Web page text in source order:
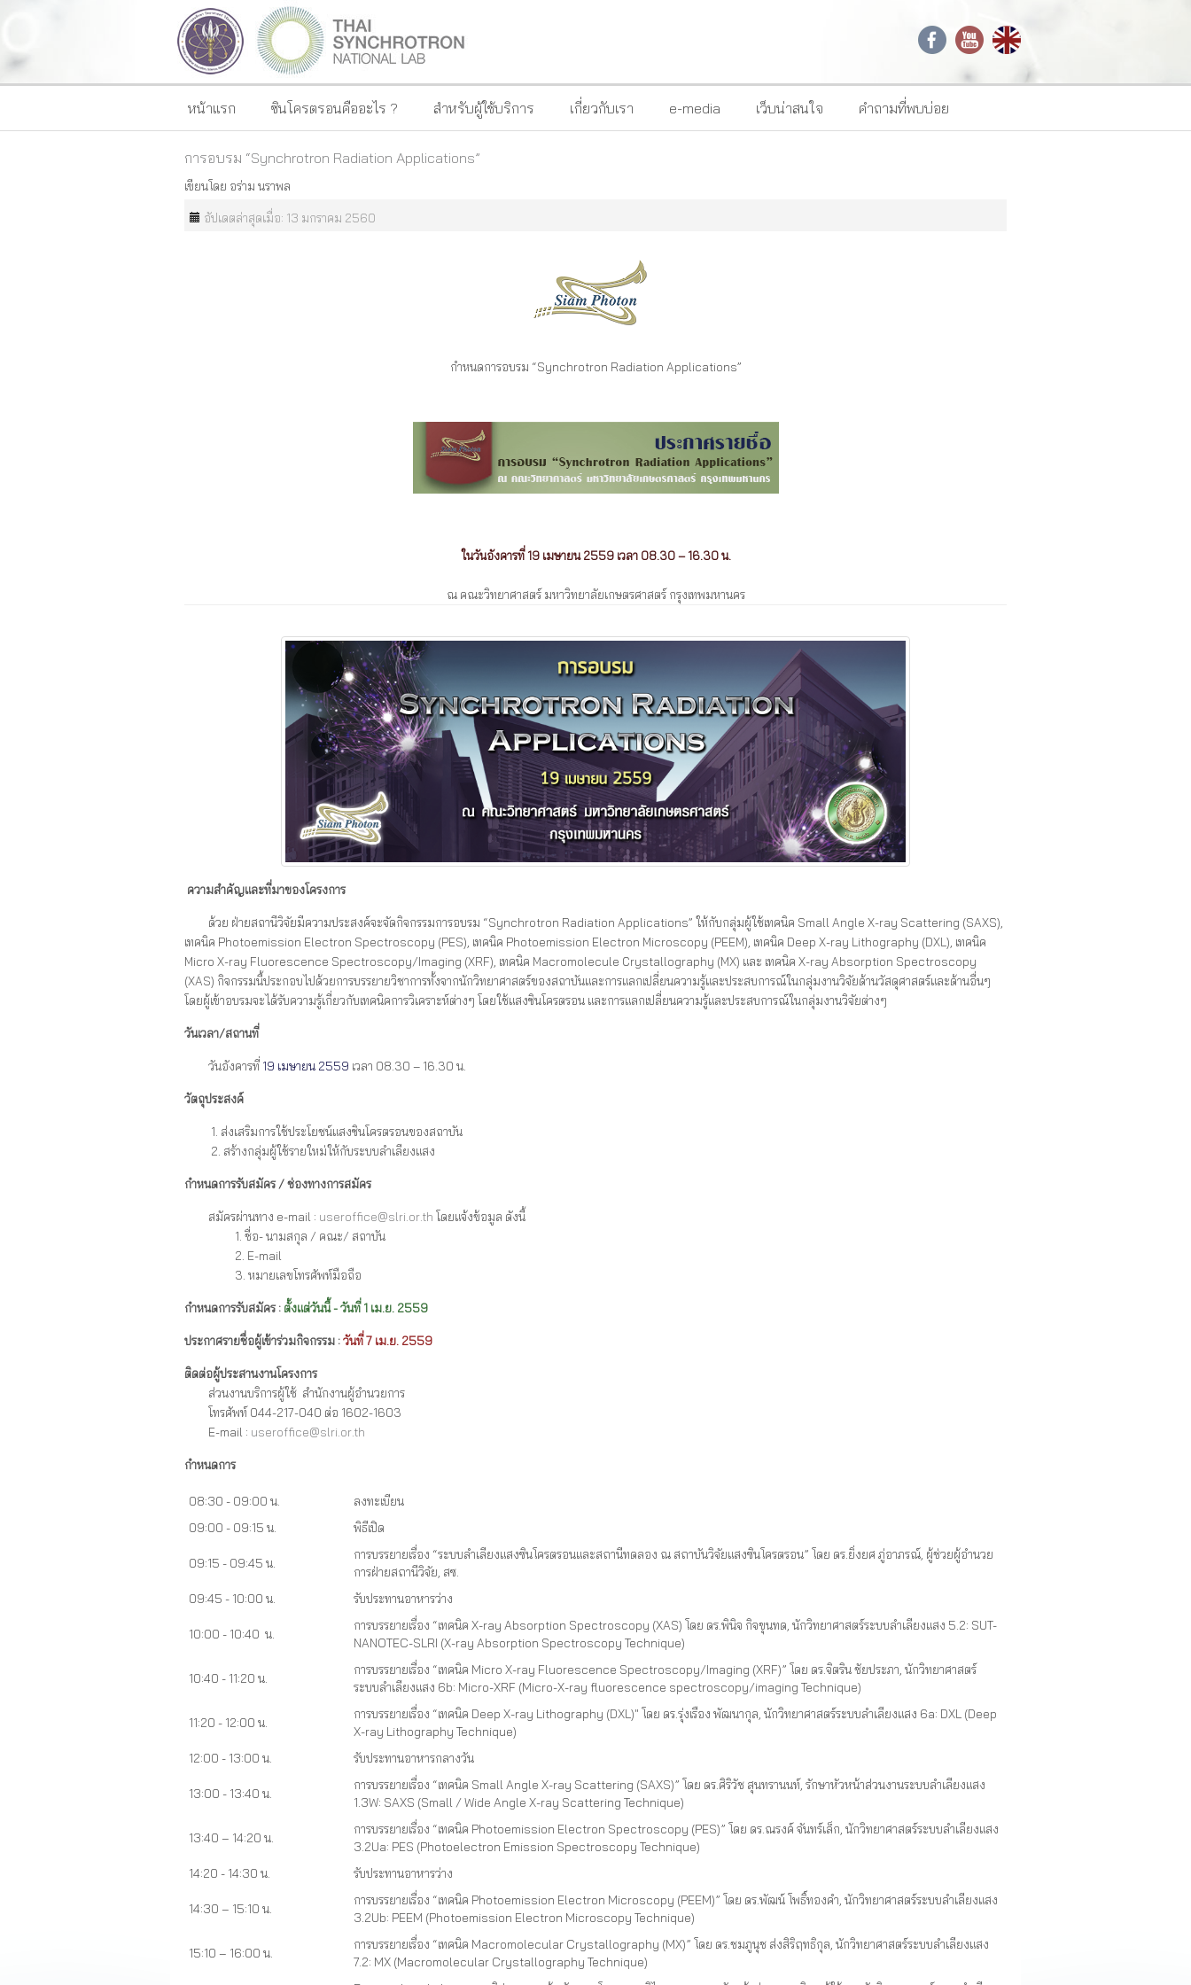
หน้าแรก ซินโครตรอนคืออะไร ? สำหรับผู้ใช้บริการ เกี่ยวกับเรา e-media เว็บน่าสนใจ คำถามที่พบบ่อย
การอบรม “Synchrotron Radiation Applications”
เขียนโดย อร่าม นราพล
อัปเดตล่าสุดเมื่อ: 13 มกราคม 2560
กำหนดการอบรม “Synchrotron Radiation Applications”
ในวันอังคารที่ 19 เมษายน 2559 เวลา 08.30 – 16.30 น.
ณ คณะวิทยาศาสตร์ มหาวิทยาลัยเกษตรศาสตร์ กรุงเทพมหานคร
ความสำคัญและที่มาของโครงการ
ด้วย ฝ่ายสถานีวิจัยมีความประสงค์จะจัดกิจกรรมการอบรม “Synchrotron Radiation Applications” ให้กับกลุ่มผู้ใช้เทคนิค Small Angle X-ray Scattering (SAXS),
เทคนิค Photoemission Electron Spectroscopy (PES), เทคนิค Photoemission Electron Microscopy (PEEM), เทคนิค Deep X-ray Lithography (DXL), เทคนิค
Micro X-ray Fluorescence Spectroscopy/Imaging (XRF), เทคนิค Macromolecule Crystallography (MX) และ เทคนิค X-ray Absorption Spectroscopy
(XAS) กิจกรรมนี้ประกอบไปด้วยการบรรยายวิชาการทั้งจากนักวิทยาศาสตร์ของสถาบันและการแลกเปลี่ยนความรู้และประสบการณ์ในกลุ่มงานวิจัยด้านวัสดุศาสตร์และด้านอื่นๆ
โดยผู้เข้าอบรมจะได้รับความรู้เกี่ยวกับเทคนิคการวิเคราะห์ต่างๆ โดยใช้แสงซินโครตรอน และการแลกเปลี่ยนความรู้และประสบการณ์ในกลุ่มงานวิจัยต่างๆ
วันเวลา/สถานที่
วันอังคารที่ 19 เมษายน 2559 เวลา 08.30 – 16.30 น.
วัตถุประสงค์
1. ส่งเสริมการใช้ประโยชน์แสงซินโครตรอนของสถาบัน
2. สร้างกลุ่มผู้ใช้รายใหม่ให้กับระบบลำเลียงแสง
กำหนดการรับสมัคร / ช่องทางการสมัคร
สมัครผ่านทาง e-mail : useroffice@slri.or.th โดยแจ้งข้อมูล ดังนี้
1. ชื่อ- นามสกุล / คณะ/ สถาบัน
2. E-mail
3. หมายเลขโทรศัพท์มือถือ
กำหนดการรับสมัคร : ตั้งแต่วันนี้ - วันที่ 1 เม.ย. 2559
ประกาศรายชื่อผู้เข้าร่วมกิจกรรม :วันที่7 เม.ย. 2559
ติดต่อผู้ประสานงานโครงการ
ส่วนงานบริการผู้ใช้ สำนักงานผู้อำนวยการ
โทรศัพท์ 044-217-040 ต่อ 1602-1603
E-mail : useroffice@slri.or.th
กำหนดการ
08:30 - 09:00 น.
ลงทะเบียน
09:00 - 09:15 น.
พิธีเปิด
09:15 - 09:45 น.
การบรรยายเรื่อง “ระบบลำเลียงแสงซินโครตรอนและสถานีทดลอง ณ สถาบันวิจัยแสงซินโครตรอน” โดย ดร.ยิ่งยศ ภู่อาภรณ์, ผู้ช่วยผู้อำนวย
การฝ่ายสถานีวิจัย, สซ.
09:45 - 10:00 น.
รับประทานอาหารว่าง
10:00 - 10:40 น.
การบรรยายเรื่อง “เทคนิค X-ray Absorption Spectroscopy (XAS) โดย ดร.พินิจ กิจขุนทด, นักวิทยาศาสตร์ระบบลำเลียงแสง 5.2: SUT-
NANOTEC-SLRI (X-ray Absorption Spectroscopy Technique)
10:40 - 11:20 น.
การบรรยายเรื่อง “เทคนิค Micro X-ray Fluorescence Spectroscopy/Imaging (XRF)” โดย ดร.จิตริน ชัยประภา, นักวิทยาศาสตร์
ระบบลำเลียงแสง 6b: Micro-XRF (Micro-X-ray fluorescence spectroscopy/imaging Technique)
11:20 - 12:00 น.
การบรรยายเรื่อง “เทคนิค Deep X-ray Lithography (DXL)" โดย ดร.รุ่งเรือง พัฒนากุล, นักวิทยาศาสตร์ระบบลำเลียงแสง 6a: DXL (Deep
X-ray Lithography Technique)
12:00 - 13:00 น.
รับประทานอาหารกลางวัน
13:00 - 13:40 น.
การบรรยายเรื่อง “เทคนิค Small Angle X-ray Scattering (SAXS)” โดย ดร.ศิริวัช สุนทรานนท์, รักษาหัวหน้าส่วนงานระบบลำเลียงแสง
1.3W: SAXS (Small / Wide Angle X-ray Scattering Technique)
13:40 – 14:20 น.
การบรรยายเรื่อง “เทคนิค Photoemission Electron Spectroscopy (PES)” โดย ดร.ณรงค์ จันทร์เล็ก, นักวิทยาศาสตร์ระบบลำเลียงแสง
3.2Ua: PES (Photoelectron Emission Spectroscopy Technique)
14:20 - 14:30 น.
รับประทานอาหารว่าง
14:30 – 15:10 น.
การบรรยายเรื่อง “เทคนิค Photoemission Electron Microscopy (PEEM)” โดย ดร.พัฒน์ โพธิ์ทองคำ, นักวิทยาศาสตร์ระบบลำเลียงแสง
3.2Ub: PEEM (Photoemission Electron Microscopy Technique)
15:10 – 16:00 น.
การบรรยายเรื่อง “เทคนิค Macromolecular Crystallography (MX)” โดย ดร.ชมภูนุช ส่งสิริฤทธิกุล, นักวิทยาศาสตร์ระบบลำเลียงแสง
7.2: MX (Macromolecular Crystallography Technique)